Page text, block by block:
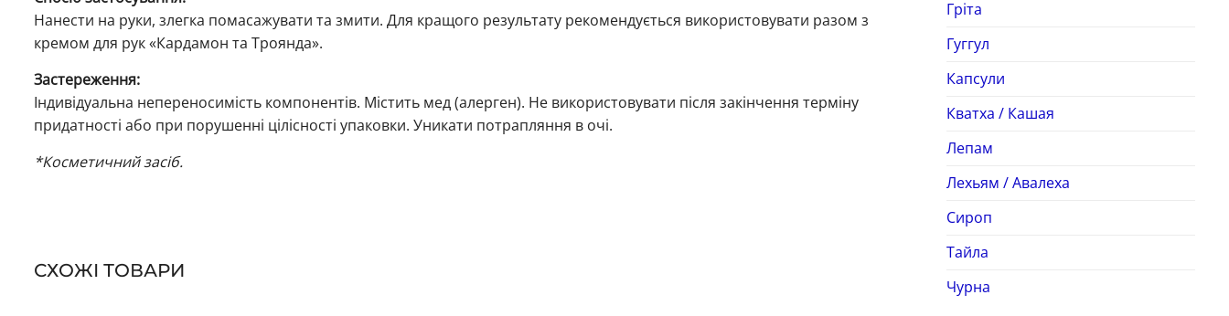
Гріта
Гуггул
Капсули
Кватха / Кашая
Лепам
Лехьям / Авалеха
Сироп
Тайла
Чурна
Нанести на руки, злегка помасажувати та змити. Для кращого результату рекомендується використовувати разом з
кремом для рук «Кардамон та Троянда».
Застереження:
Індивідуальна непереносимість компонентів. Містить мед (алерген). Не використовувати після закінчення терміну
придатності або при порушенні цілісності упаковки. Уникати потрапляння в очі.
*Косметичний засіб.
СХОЖІ ТОВАРИ